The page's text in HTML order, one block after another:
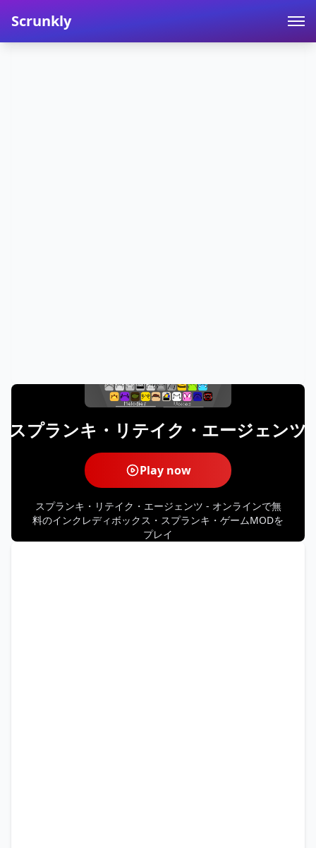
Scrunkly
スプランキ・リテイク・エージェンツ
Play now
スプランキ・リテイク・エージェンツ - オンラインで無
料のインクレディボックス・スプランキ・ゲームMODを
プレイ